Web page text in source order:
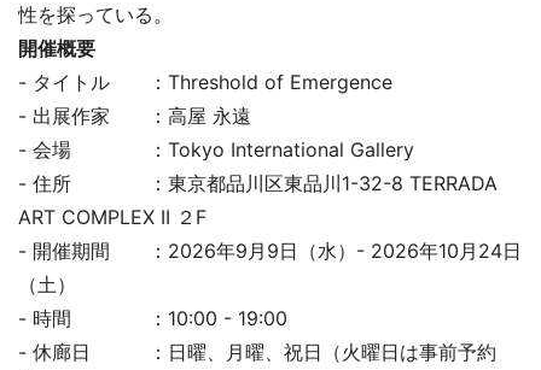
性を探っている。
開催概要
- タイトル ：Threshold of Emergence
- 出展作家 ：高屋 永遠
- 会場 ：Tokyo International Gallery
- 住所 ：東京都品川区東品川1-32-8 TERRADA
ART COMPLEX II ２F
- 開催期間 ：2026年9月9日（水）- 2026年10月24日
（土）
- 時間 ：10:00 - 19:00
- 休廊日 ：日曜、月曜、祝日（火曜日は事前予約